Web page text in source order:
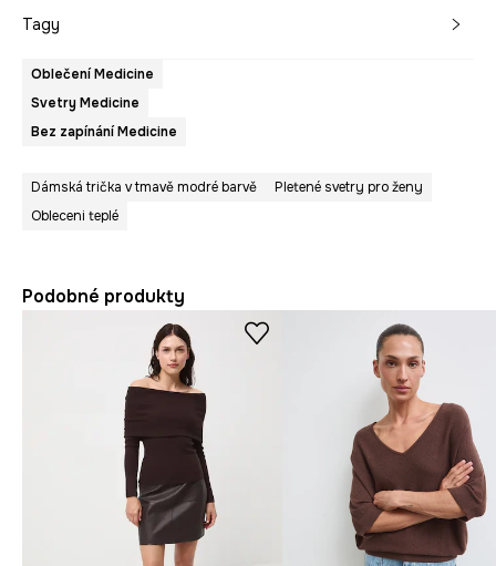
Tagy
Oblečení Medicine
Svetry Medicine
Bez zapínání Medicine
Dámská trička v tmavě modré barvě
Pletené svetry pro ženy
Obleceni teplé
Podobné produkty